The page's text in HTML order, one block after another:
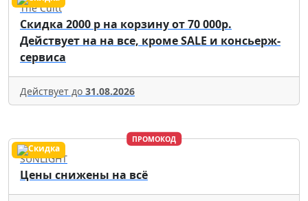
The Cultt
Скидка 2000 р на корзину от 70 000р.
Действует на на все, кроме SALE и консьерж-
сервиса
Действует до 31.08.2026
ПРОМОКОД
SUNLIGHT
Цены снижены на всё